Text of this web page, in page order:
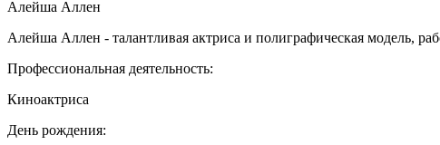
Алейша Аллен
Алейша Аллен - талантливая актриса и полиграфическая модель,
Профессиональная деятельность:
Киноактриса
День рождения: